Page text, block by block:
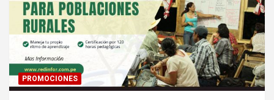
PROMOCIONES